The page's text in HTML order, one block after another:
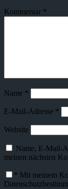
Kommentar *
Name *
E-Mail-Adresse *
Website
Name, E-Mail-
meinen nächsten
* Mit meinem